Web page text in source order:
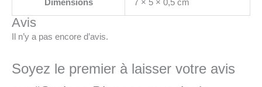
Dimensions 7 × 5 × 0,5 cm
Avis
Il n’y a pas encore d’avis.
Soyez le premier à laisser votre avis